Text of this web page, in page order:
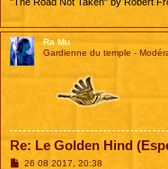
Ra Mu
Gardienne du temple -
Re: Le Golden Hind
M26 08 2017, 20:38